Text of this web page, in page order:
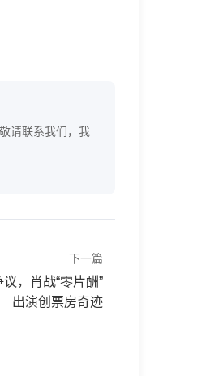
请联系我们，我
下一篇
，肖战“零片酬”
出演创票房奇迹